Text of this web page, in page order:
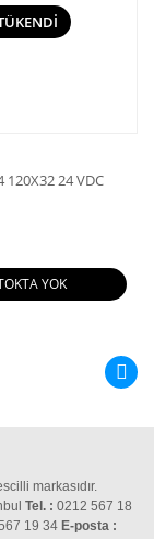
120X32 24 VDC
YOK
markasıdır.
Tel. : 0212 567 18
19 34 E-posta :